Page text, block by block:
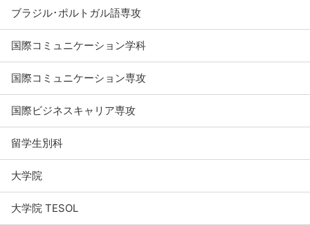
ブラジル･ポルトガル語専攻
国際コミュニケーション学科
国際コミュニケーション専攻
国際ビジネスキャリア専攻
留学生別科
大学院
大学院 TESOL